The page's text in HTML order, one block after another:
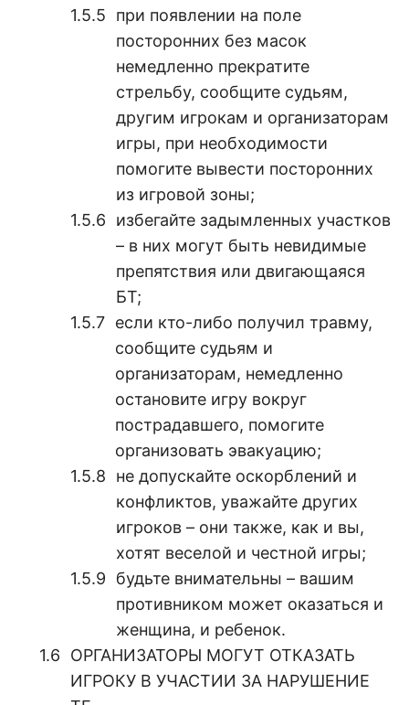
при появлении на поле
посторонних без масок
немедленно прекратите
стрельбу, сообщите судьям,
другим игрокам и организаторам
игры, при необходимости
помогите вывести посторонних
из игровой зоны;
избегайте задымленных участков
– в них могут быть невидимые
препятствия или двигающаяся
БТ;
если кто-либо получил травму,
сообщите судьям и
организаторам, немедленно
остановите игру вокруг
пострадавшего, помогите
организовать эвакуацию;
не допускайте оскорблений и
конфликтов, уважайте других
игроков – они также, как и вы,
хотят веселой и честной игры;
будьте внимательны – вашим
противником может оказаться и
женщина, и ребенок.
ОРГАНИЗАТОРЫ МОГУТ ОТКАЗАТЬ
ИГРОКУ В УЧАСТИИ ЗА НАРУШЕНИЕ